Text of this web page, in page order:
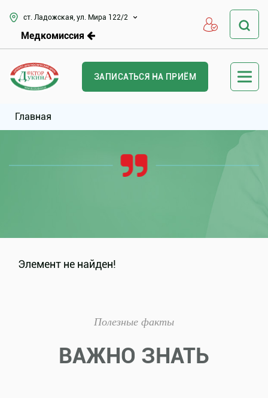
ст. Ладожская, ул. Мира 122/2
Медкомиссия
ЗАПИСАТЬСЯ НА ПРИЁМ
Главная
Элемент не найден!
Полезные факты
ВАЖНО ЗНАТЬ